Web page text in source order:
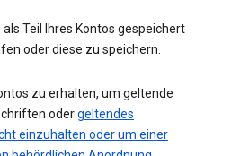
Teil Ihres Kontos gespeichert
oder diese zu speichern.
zu erhalten, um geltende
odergeltendes
einzuhalten oder um einer